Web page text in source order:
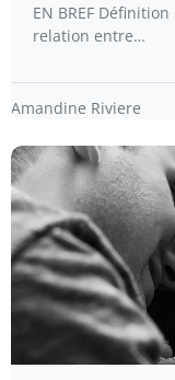
EN BREF
relation entre…
Amandine Riviere